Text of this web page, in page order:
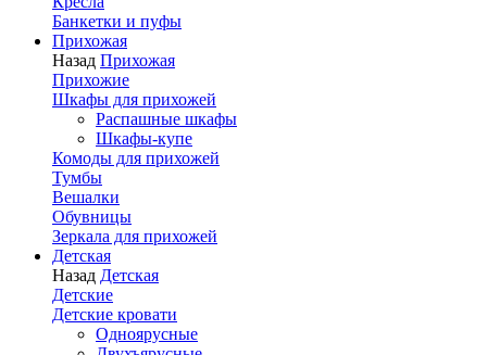
Банкетки и пуфы
Прихожая
Назад Прихожая
Прихожие
Шкафы для прихожей
Распашные шкафы
Шкафы-купе
Комоды для прихожей
Тумбы
Вешалки
Обувницы
Зеркала для прихожей
Детская
Назад Детская
Детские
Детские кровати
Одноярусные